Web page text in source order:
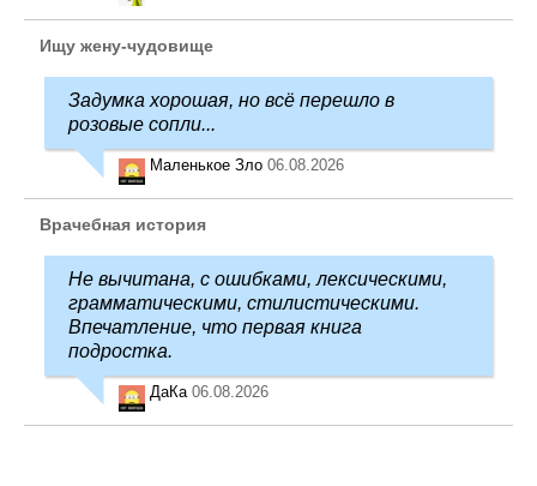
Ищу жену-чудовище
Задумка хорошая, но всё перешло в
розовые сопли...
Маленькое Зло 06.08.2026
Врачебная история
Не вычитана, с ошибками, лексическими,
грамматическими, стилистическими.
Впечатление, что первая книга
подростка.
ДаКа 06.08.2026